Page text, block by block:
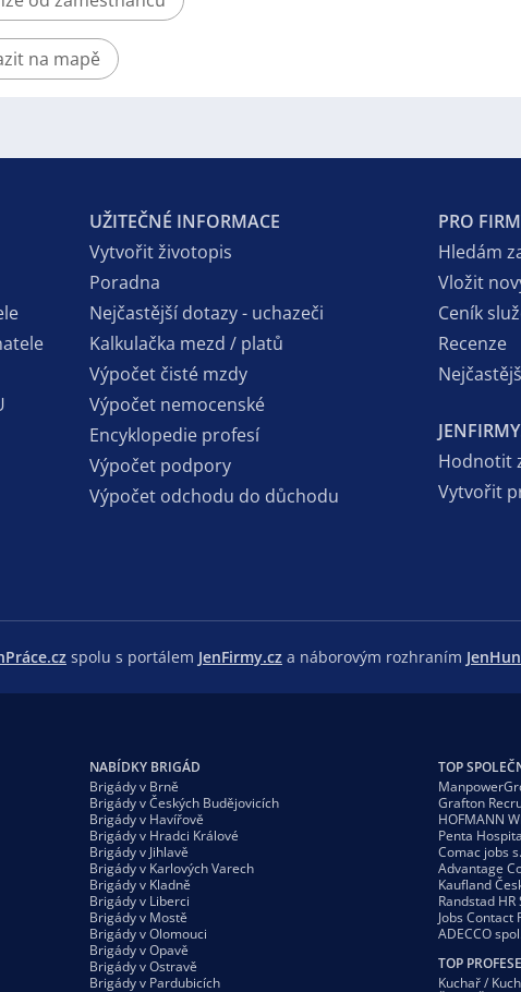
na mapě
UŽITEČNÉ INFORMACE
Vytvořit životopis
Poradna
Nejčastější dotazy - uchazeči
Kalkulačka mezd / platů
Výpočet čisté mzdy
Výpočet nemocenské
Encyklopedie profesí
Výpočet podpory
Výpočet odchodu do důchodu
PRO
Hledám
Vložit
Ceník
Recenze
Hodnotit
Vytvořit
spolu s portálem JenFirmy.cz a náborovým rozhraním
NABÍDKY BRIGÁD
Brigády v Brně
Brigády v Českých Budějovicích
Brigády v Havířově
Brigády v Hradci Králové
Brigády v Jihlavě
Brigády v Karlových Varech
Brigády v Kladně
Brigády v Liberci
Brigády v Mostě
Brigády v Olomouci
Brigády v Opavě
Brigády v Ostravě
Brigády v Pardubicích
TOP
Grafton
HOFMANN
Penta
Comac jobs
Advantage
Kaufland
Randstad
Jobs Contact
ADECCO
TOP PROFESE
Kuchař /